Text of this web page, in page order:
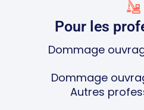
Pour les
Dommage
Dommage
Autres